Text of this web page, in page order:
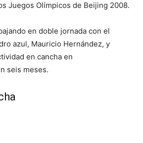
Juegos Olímpicos de Beijing 2008.
en doble jornada con el
azul, Mauricio Hernández, y
en cancha en
seis meses.